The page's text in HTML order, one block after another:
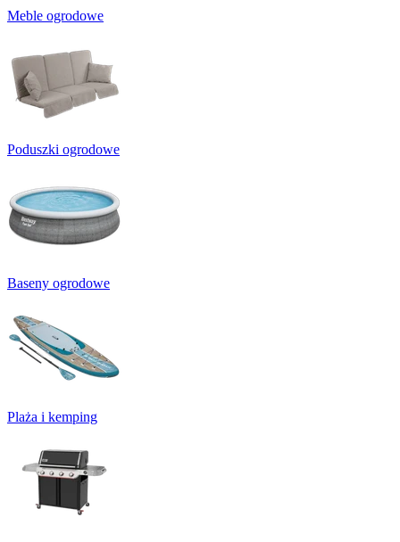
Meble ogrodowe
Poduszki ogrodowe
Baseny ogrodowe
Plaża i kemping